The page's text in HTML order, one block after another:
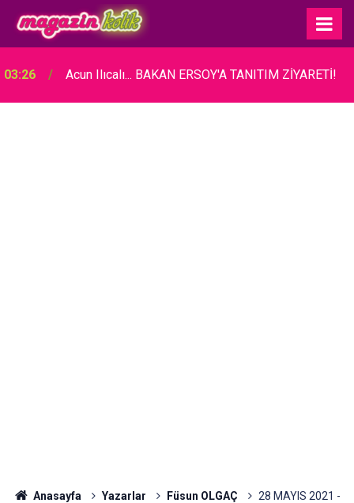
03:26 Acun Ilıcalı... BAKAN ERSOY'A TANITIM ZİYARETİ!
Anasayfa Yazarlar Füsun OLGAÇ
28 MAYIS 2021 -